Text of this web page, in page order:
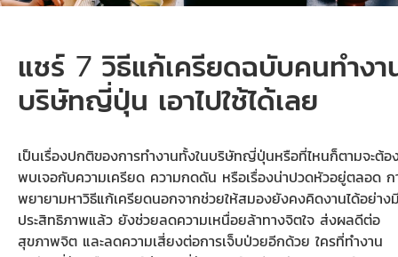
แชร์ 7 วิธีแก้เครียดฉบับคนทำงา
บริษัทญี่ปุ่น เอาไปใช้ได้เลย
เป็นเรื่องปกติของการทำงานทั้งในบริษัทญี่ปุ่นหรือที่ไหนก็ตามจะต้อ
พบเจอกับความเครียด ความกดดัน หรือเรื่องน่าปวดหัวอยู่ตลอด ก
พยายามหาวิธีแก้เครียดนอกจากช่วยให้สมองยังคงคิดงานได้อย่าง
ประสิทธิภาพแล้ว ยังช่วยลดความเหนื่อยล้าทางจิตใจ ส่งผลดีต่อ
สุขภาพจิต และลดความเสี่ยงต่อการเจ็บป่วยอีกด้วย ใครที่ทำงาน